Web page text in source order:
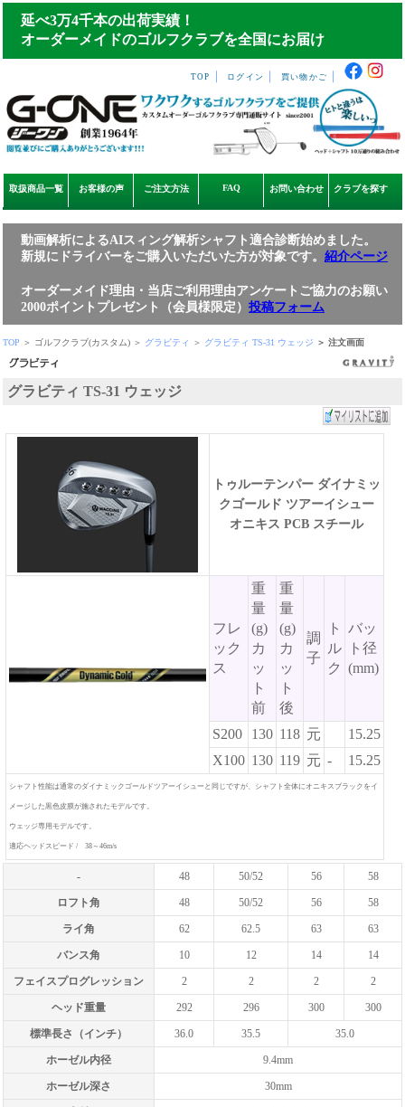
延べ3万4千本の出荷実績！
オーダーメイドのゴルフクラブを全国にお届け
TOP ログイン 買い物かご
取扱商品一覧 お客様の声 ご注文方法 FAQ お問い合わせ クラブを探す
動画解析によるAIスィング解析シャフト適合診断始めました。
新規にドライバーをご購入いただいた方が対象です。 紹介ページ
オーダーメイド理由・当店ご利用理由アンケートご協力のお願い
2000ポイントプレゼント（会員様限定） 投稿フォーム
TOP ＞ ゴルフクラブ(カスタム) ＞ グラビティ ＞ グラビティ TS-31 ウェッジ ＞ 注文画面
グラビティ TS-31 ウェッジ
トゥルーテンパー ダイナミッ
クゴールド ツアーイシュー
オニキス PCB スチール
フレ
ック
ス
重
量
(g)
カ
ッ
ト
前
重
量
(g)
カ
ッ
ト
後
調
子
ト
ル
ク
バッ
ト径
(mm)
S200 130 118 元
15.25
X100 130 119 元 - 15.25
シャフト性能は通常のダイナミックゴールドツアーイシューと同じですが、シャフト全体にオニキスブラックをイ
メージした黒色皮膜が施されたモデルです。
ウェッジ専用モデルです。
適応ヘッドスピード / 38～46m/s
- 48 50/52 56 58
ロフト角 48 50/52 56 58
ライ角 62 62.5 63 63
バンス角 10 12 14 14
フェイスプログレッション 2 2 2 2
ヘッド重量 292 296 300 300
標準長さ（インチ） 36.0 35.5 35.0
ホーゼル内径 9.4mm
ホーゼル深さ 30mm